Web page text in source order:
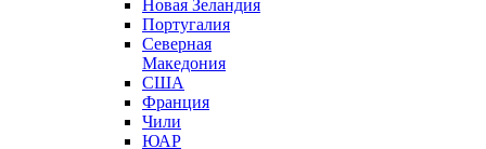
Новая Зеландия
Португалия
Северная
Македония
США
Франция
Чили
ЮАР